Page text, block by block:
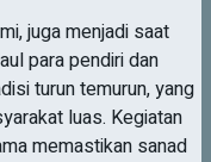
juga menjadi saat
para pendiri dan
turun temurun, yang
luas. Kegiatan
memastikan sanad